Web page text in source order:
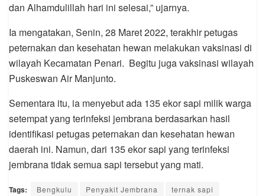
dan Alhamdulillah hari ini selesai,” ujarnya.
Ia mengatakan, Senin, 28 Maret 2022, terakhir petugas
peternakan dan kesehatan hewan melakukan vaksinasi di
wilayah Kecamatan Penari. Begitu juga vaksinasi wilayah
Puskeswan Air Manjunto.
Sementara itu, ia menyebut ada 135 ekor sapi milik warga
setempat yang terinfeksi jembrana berdasarkan hasil
identifikasi petugas peternakan dan kesehatan hewan
daerah ini. Namun, dari 135 ekor sapi yang terinfeksi
jembrana tidak semua sapi tersebut yang mati.
Tags: Bengkulu Penyakit Jembrana ternak sapi